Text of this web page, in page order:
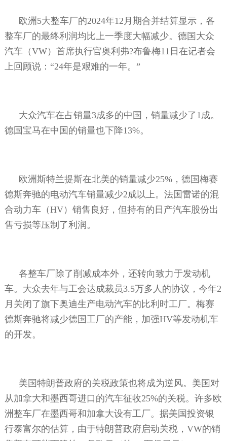
欧洲 5大整车厂的2024年12 月期合并结算显示，各
整车厂的最终利润均比上一季度大幅减少。德国大众
汽车（VW）首席执行官奥利弗?布鲁梅11 日在记者会
上回顾说：“24年是艰难的一年。”
大众汽车在占销量3成多的中国，销量减少了 1 成。
德国宝马在中国的销量也下降13%。
欧洲斯特兰提斯在北美的销量减少25%，德国梅赛
德斯奔驰的电动汽车销量减少2成以上。法国雷诺的混
合动力车（HV）销售良好，但持有的日产汽车股份出
售亏损等压制了利润。
各整车厂除了削减成本外，还转向致力于发动机
车。大众去年与工会达成裁员3.5万多人的协议，今年2
月关闭了旗下奥迪生产电动汽车的比利时工厂。梅赛
德斯奔驰将减少德国工厂的产能，加强HV等发动机车
的开发。
美国特朗普政府的关税政策也将成为逆风。美国对
从加拿大和墨西哥进口的汽车征收25%的关税。许多欧
洲整车厂在墨西哥和加拿大设有工厂。据美国投资银
行泰富尔的估算，由于特朗普政府启动关税， VW的销